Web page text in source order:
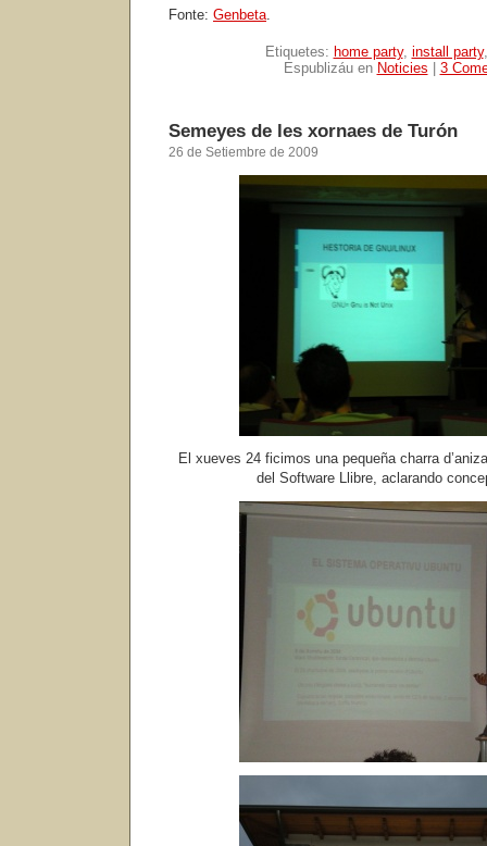
Fonte: Genbeta.
Etiquetes: home party, install party
Espublizáu en Noticies 3
Semeyes de les xornaes de Turón
26 de Setiembre de 2009
El xueves 24 ficimos una pequeña charra
del Software Llibre, aclarando